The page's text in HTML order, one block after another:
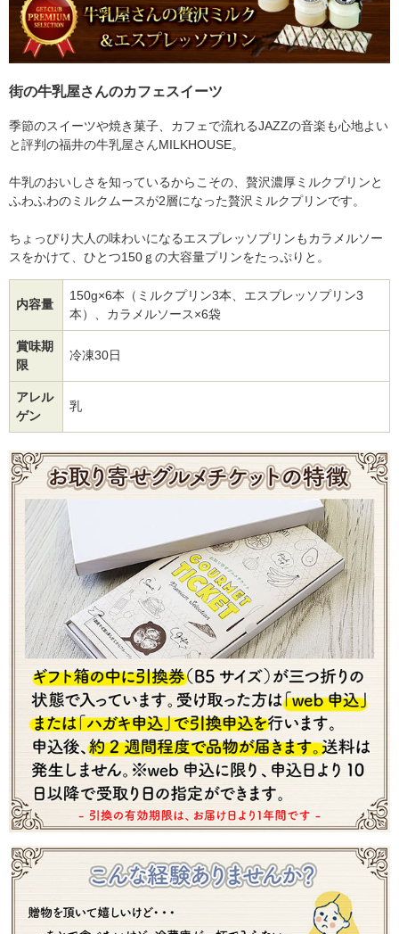
街の牛乳屋さんのカフェスイーツ
季節のスイーツや焼き菓子、カフェで流れるJAZZの音楽も心地よい
と評判の福井の牛乳屋さんMILKHOUSE。
牛乳のおいしさを知っているからこその、贅沢濃厚ミルクプリンと
ふわふわのミルクムースが2層になった贅沢ミルクプリンです。
ちょっぴり大人の味わいになるエスプレッソプリンもカラメルソー
スをかけて、ひとつ150ｇの大容量プリンをたっぷりと。
内容量
150g×6本（ミルクプリン3本、エスプレッソプリン3
本）、カラメルソース×6袋
賞味期
限
冷凍30日
アレル
ゲン
乳